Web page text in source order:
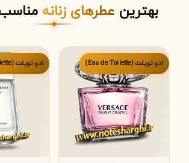
بهترین عطرهای زنانه
ادو تویلت (Eau de Toilette) ادو تویلت (Eau de Toilette)